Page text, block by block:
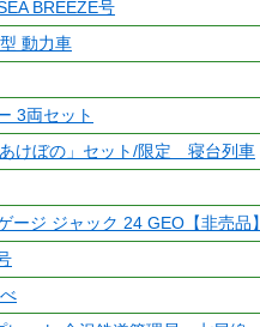
BREEZE号
動力車
3両セット
けぼの」セット/限定 寝台列車
ージ ジャック 24 GEO【非売品】